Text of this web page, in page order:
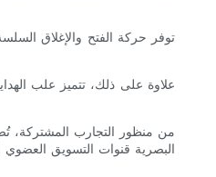
توفر حركة الفتح والإغلاق
علاوة على ذلك، تتميز علب
من منظور التجارب المشتركة،
البصرية قنوات التسويق